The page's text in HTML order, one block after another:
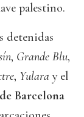
palestino.
detenidas
, Grande Blu,
, Yulara y el
Barcelona